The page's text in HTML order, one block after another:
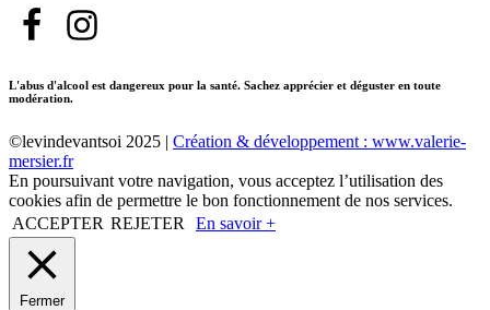
L'abus d'alcool est dangereux pour la santé. Sachez apprécier et déguster en toute
modération.
©levindevantsoi 2025 | Création & développement : www.valerie-
mersier.fr
En poursuivant votre navigation, vous acceptez l’utilisation des
cookies afin de permettre le bon fonctionnement de nos services.
ACCEPTER REJETER En savoir +
Fermer